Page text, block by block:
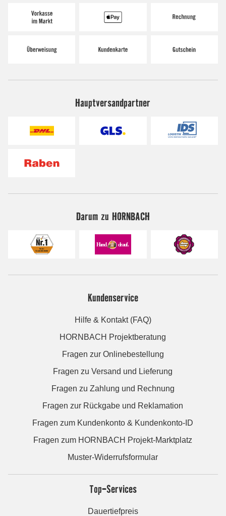
Hauptversandpartner
Darum zu HORNBACH
Kundenservice
Hilfe & Kontakt (FAQ)
HORNBACH Projektberatung
Fragen zur Onlinebestellung
Fragen zu Versand und Lieferung
Fragen zu Zahlung und Rechnung
Fragen zur Rückgabe und Reklamation
Fragen zum Kundenkonto & Kundenkonto-ID
Fragen zum HORNBACH Projekt-Marktplatz
Muster-Widerrufsformular
Top-Services
Dauertiefpreis